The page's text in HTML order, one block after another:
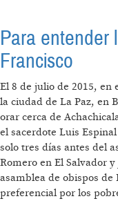
Para entender
Francisco
El 8 de julio de 2015, en
la ciudad de La Paz, en
orar cerca de
el sacerdote Luis
solo tres días antes del
Romero en El Salvador
asamblea de obispos de
preferencial por los